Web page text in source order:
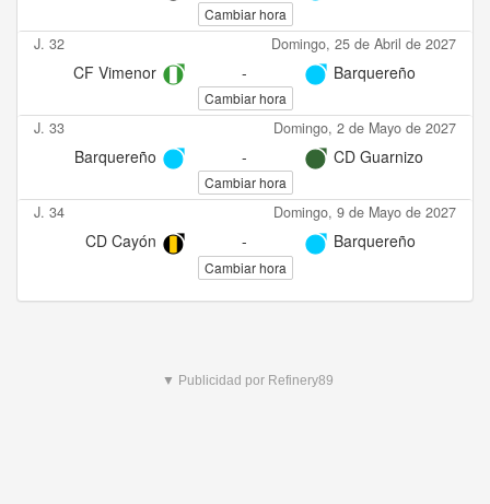
Cambiar hora
J. 32 Domingo, 25 de Abril de 2027
CF Vimenor - Barquereño
Cambiar hora
J. 33 Domingo, 2 de Mayo de 2027
Barquereño - CD Guarnizo
Cambiar hora
J. 34 Domingo, 9 de Mayo de 2027
CD Cayón - Barquereño
Cambiar hora
▼ Publicidad por Refinery89